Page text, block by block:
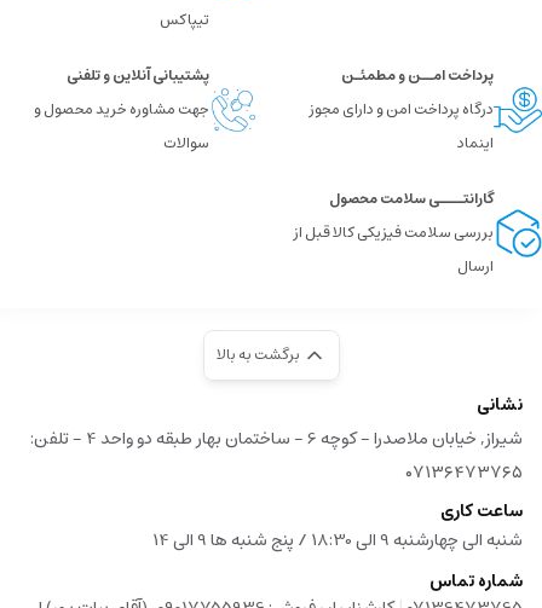
تیپاکس
پرداخت امــن و مطمئـن
درگاه پرداخت امن و دارای مجوز
اینماد
پشتیبانی آنلاین و تلفنی
جهت مشاوره خرید محصول و
سوالات
گارانتــــی سلامت محصول
بررسی سلامت فیزیکی کالا قبل از
ارسال
برگشت به بالا
نشانی
شیراز, خیابان ملاصدرا - کوچه 6 - ساختمان بهار طبقه دو واحد 4 - تلفن:
۰۷۱۳۶۴۷۳۷۶۵
ساعت کاری
شنبه الی چهارشنبه 9 الی 18:30 / پنج شنبه ها 9 الی 14
شماره تماس